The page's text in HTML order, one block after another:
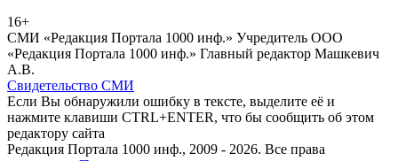
16+
СМИ «Редакция Портала 1000 инф.» Учредитель ООО
«Редакция Портала 1000 инф.» Главный редактор Машкевич
А.В.
Свидетельство СМИ
Если Вы обнаружили ошибку в тексте, выделите её и
нажмите клавиши CTRL+ENTER, что бы сообщить об этом
редактору сайта
Редакция Портала 1000 инф., 2009 - 2026. Все права